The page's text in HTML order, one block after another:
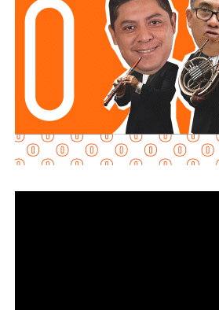
Martínez Guzmán, en sociedad
Aquos El Realito es una sociedad
Gestión Integral de Agua
(44%) y
Infraestructura(5%), filiales del
Conoinsa
(50.999%), filial de
de Agua Trident(0.001%), filial de